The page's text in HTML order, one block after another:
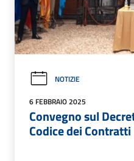
NOTIZIE
6 FEBBRAIO 2025
Convegno sul
Codice dei Contratti